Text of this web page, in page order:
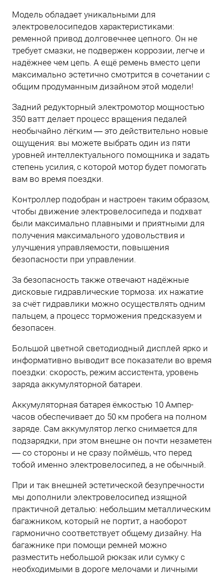
Модель обладает уникальными для
электровелосипедов характеристиками:
ременной привод долговечнее цепного. Он не
требует смазки, не подвержен коррозии, легче и
надёжнее чем цепь. А ещё ремень вместо цепи
максимально эстетично смотрится в сочетании с
общим продуманным дизайном этой модели!
Задний редукторный электромотор мощностью
350 ватт делает процесс вращения педалей
необычайно лёгким — это действительно новые
ощущения: вы можете выбрать один из пяти
уровней интеллектуального помощника и задать
степень усилия, с которой мотор будет помогать
вам во время поездки.
Контроллер подобран и настроен таким образом,
чтобы движение электровелосипеда и подхват
были максимально плавными и приятными для
получения максимального удовольствия и
улучшения управляемости, повышения
безопасности при управлении.
За безопасность также отвечают надёжные
дисковые гидравлические тормоза: их нажатие
за счёт гидравлики можно осуществлять одним
пальцем, а процесс торможения предсказуем и
безопасен.
Большой цветной светодиодный дисплей ярко и
информативно выводит все показатели во время
поездки: скорость, режим ассистента, уровень
заряда аккумуляторной батареи.
Аккумуляторная батарея ёмкостью 10 Ампер-
часов обеспечивает до 50 км пробега на полном
заряде. Сам аккумулятор легко снимается для
подзарядки, при этом внешне он почти незаметен
— со стороны и не сразу поймёшь, что перед
тобой именно электровелосипед, а не обычный.
При и так внешней эстетической безупречности
мы дополнили электровелосипед изящной
практичной деталью: небольшим металлическим
багажником, который не портит, а наоборот
гармонично соответствует общему дизайну. На
багажнике при помощи ремней можно
разместить небольшой рюкзак или сумку с
необходимыми в дороге мелочами и личными